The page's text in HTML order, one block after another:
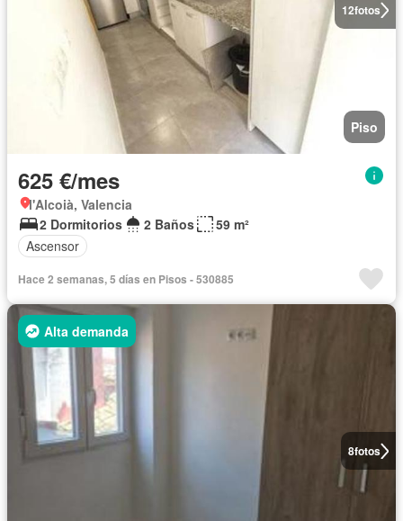
12fotos
Piso
625 €/mes
l'Alcoià, Valencia
2 Dormitorios
2 Baños
59 m²
Ascensor
Hace 2 semanas, 5 días en Pisos - 530885
8fotos
Alta demanda